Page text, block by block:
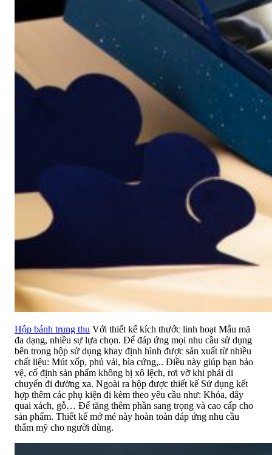
Hộp bánh trung thu Với thiết kế kích thước linh hoạt Mẫu mã
đa dạng, nhiều sự lựa chọn. Để đáp ứng mọi nhu cầu sử dụng
bên trong hộp sử dụng khay định hình được sản xuất từ nhiều
chất liệu: Mút xốp, phủ vải, bìa cứng,.. Điều này giúp bạn bảo
vệ, cố định sản phẩm không bị xô lệch, rơi vỡ khi phải di
chuyển đi đường xa. Ngoài ra hộp được thiết kế Sử dụng kết
hợp thêm các phụ kiện đi kèm theo yêu cầu như: Khóa, dây
quai xách, gỗ… Để tăng thêm phần sang trọng và cao cấp cho
sản phẩm. Thiết kế mở mẻ này hoàn toàn đáp ứng nhu cầu
thẩm mỹ cho người dùng.